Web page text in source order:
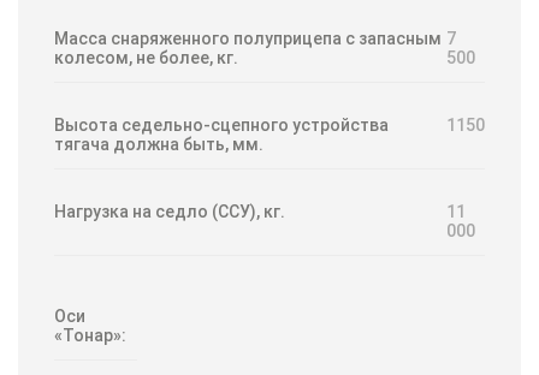
Масса снаряженного полуприцепа с запасным
колесом, не более, кг.
7
500
Высота седельно-сцепного устройства
тягача должна быть, мм.
1150
Нагрузка на седло (ССУ), кг.
11
000
Оси
«Тонар»: